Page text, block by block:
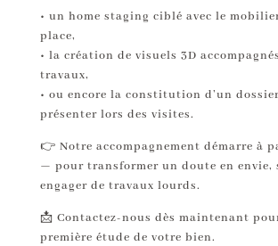
• un home staging ciblé avec le
place,
• la création de visuels 3D
travaux,
• ou encore la constitution d’un
présenter lors des visites.
👉 Notre accompagnement démarre à
— pour transformer un doute en envie,
engager de travaux lourds.
📩 Contactez-nous dès maintenant
première étude de votre bien.